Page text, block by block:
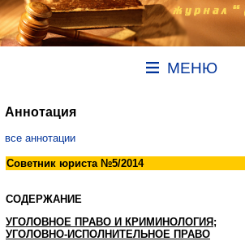
МЕНЮ
Аннотация
все аннотации
Советник юриста №5/2014
СОДЕРЖАНИЕ
УГОЛОВНОЕ ПРАВО И КРИМИНОЛОГИЯ;
УГОЛОВНО-ИСПОЛНИТЕЛЬНОЕ ПРАВО